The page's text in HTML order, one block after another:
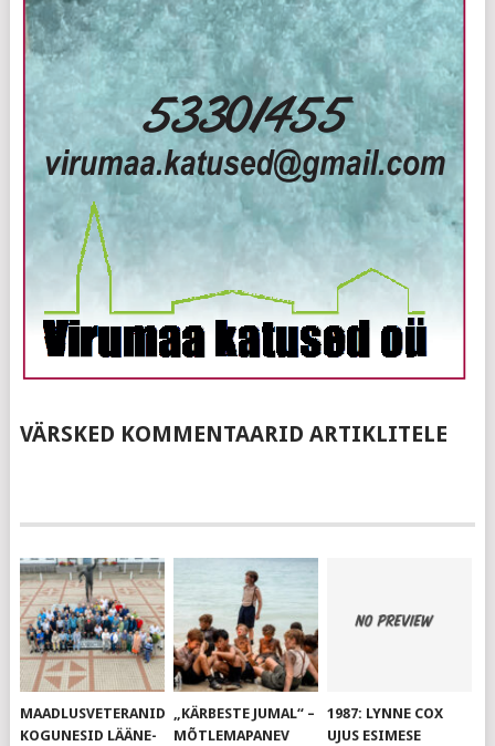
VÄRSKED KOMMENTAARID ARTIKLITELE
MAADLUSVETERANID
KOGUNESID LÄÄNE-
„KÄRBESTE JUMAL“ –
MÕTLEMAPANEV
1987: LYNNE COX
UJUS ESIMESE